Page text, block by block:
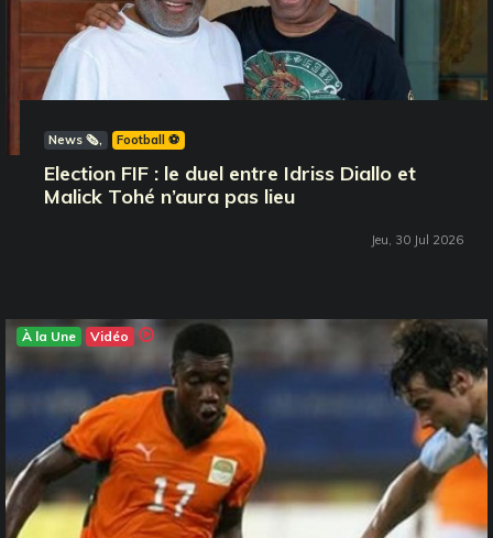
News 🗞️ Football ⚽️
Election FIF : le duel entre Idriss Diallo et
Malick Tohé n’aura pas lieu
Jeu, 30 Jul 2026
À la Une Vidéo